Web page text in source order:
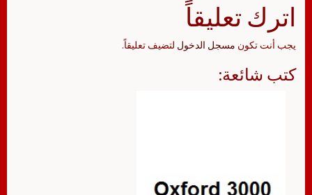
اترك تعليقاً
يجب أنت تكون مسجل الدخول لتضيف تعليقاً.
كتب شائعة: